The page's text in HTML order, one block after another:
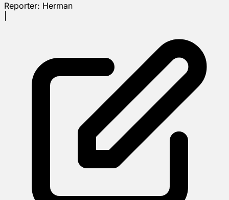
Reporter: Herman